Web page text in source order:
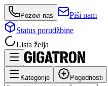
Pozovi nas
Piši nam
Status porudžbine
Lista želja
Kategorije Pogodnosti